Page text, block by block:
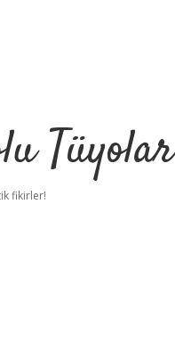
Tüyolar
fikirler!